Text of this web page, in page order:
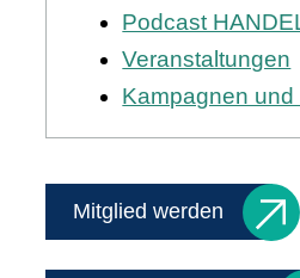
Podcast
Veranstaltungen
Kampagnen und
Mitglied werden